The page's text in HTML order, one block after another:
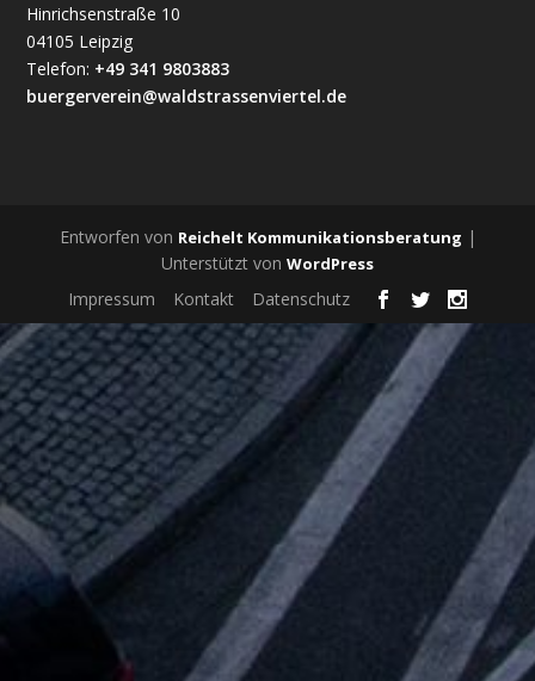
Hinrichsenstraße 10
04105 Leipzig
Telefon: +49 341 9803883
buergerverein@waldstrassenviertel.de
Entworfen von Reichelt Kommunikationsberatung |
Unterstützt von WordPress
Impressum Kontakt Datenschutz